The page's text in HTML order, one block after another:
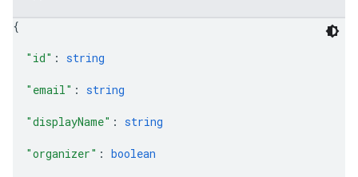
{
"id" : string
"email" : string
"displayName" : string
"organizer" : boolean